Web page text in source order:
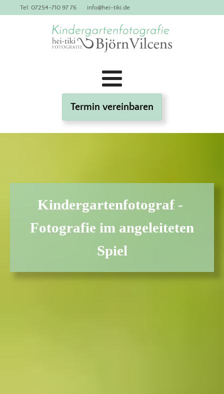
Tel: 07254-710 97 76 info@hei-tiki.de
Termin vereinbaren
Kindergartenfotograf -
Fotografie im angeleiteten
Spiel